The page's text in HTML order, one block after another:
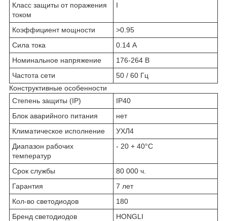
Класс защиты от поражения
током
I
Коэффициент мощности
>0.95
Сила тока
0.14 А
Номинальное напряжение
176-264 В
Частота сети
50 / 60 Гц
Конструктивные особенности
Степень защиты (IP)
IP40
Блок аварийного питания
нет
Климатическое исполнение
УХЛ4
Диапазон рабочих
температур
- 20 + 40°C
Срок службы
80 000 ч.
Гарантия
7 лет
Кол-во светодиодов
180
Бренд светодиодов
HONGLI